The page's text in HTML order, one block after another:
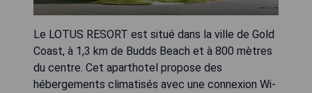
Le LOTUS RESORT est situé dans la ville de Gold
Coast, à 1,3 km de Budds Beach et à 800 mètres
du centre. Cet aparthotel propose des
hébergements climatisés avec une connexion Wi-